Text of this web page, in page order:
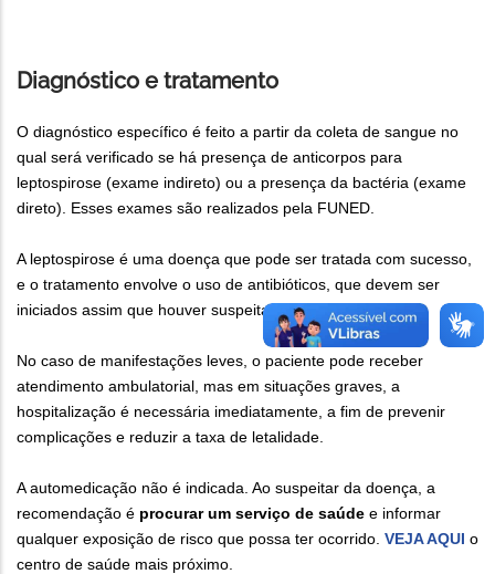
Diagnóstico e tratamento
O diagnóstico específico é feito a partir da coleta de sangue no
qual será verificado se há presença de anticorpos para
leptospirose (exame indireto) ou a presença da bactéria (exame
direto). Esses exames são realizados pela FUNED.
A leptospirose é uma doença que pode ser tratada com sucesso,
e o tratamento envolve o uso de antibióticos, que devem ser
iniciados assim que houver suspeita da doença.
No caso de manifestações leves, o paciente pode receber
atendimento ambulatorial, mas em situações graves, a
hospitalização é necessária imediatamente, a fim de prevenir
complicações e reduzir a taxa de letalidade.
A automedicação não é indicada. Ao suspeitar da doença, a
recomendação é procurar um serviço de saúde e informar
qualquer exposição de risco que possa ter ocorrido. VEJA AQUI o
centro de saúde mais próximo.